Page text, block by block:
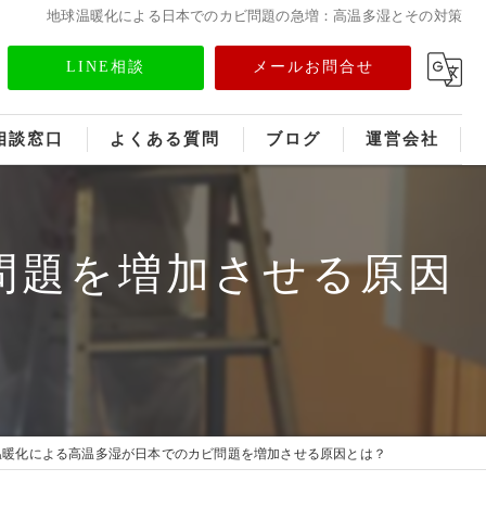
地球温暖化による日本でのカビ問題の急増：高温多湿とその対策
LINE相談 メールお問合せ
談窓口 よくある質問 ブログ 運営会社
メディア情報
を増加させる原因
化による高温多湿が日本でのカビ問題を増加させる原因とは？